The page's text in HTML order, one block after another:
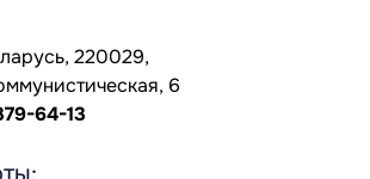
220029,
6
64-13